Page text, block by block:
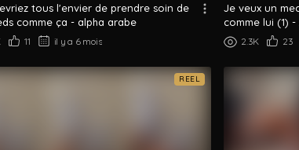
tous l'envier de prendre soin de
comme ça - alpha arabe
11 il y a 6 mois
Je veux un
comme lui (1) -
2.3K 23
REEL